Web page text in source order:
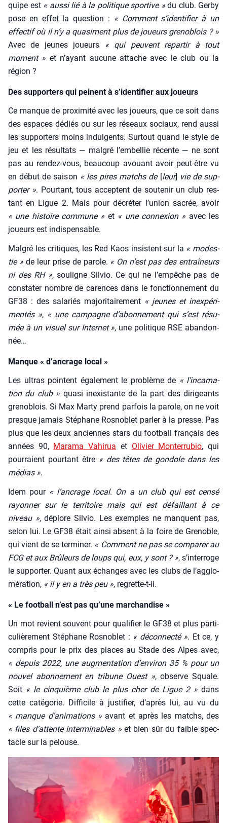
quipe est « aus­si lié à la poli­tique spor­tive »du club. Ger­by
pose en effet la ques­tion : « Com­ment s’i­den­ti­fier à un
effec­tif où il n’y a qua­si­ment plus de joueurs gre­no­blois ? »
Avec de jeunes joueurs
« qui peuvent repar­tir à tout
moment » et n’ayant aucune attache avec le club ou la
région ?
Des supporters qui peinent à s’identifier aux joueurs
Ce manque de proxi­mi­té avec les joueurs, que ce soit dans
des espaces dédiés ou sur les réseaux sociaux, rend aus­si
les sup­por­ters moins indul­gents. Sur­tout quand le style de
jeu et les résul­tats — mal­gré l’embellie récente — ne sont
pas au ren­dez-vous, beau­coup avouant avoir peut-être vu
en début de sai­son « les pires matchs de [leur] vie de sup­
por­ter ». Pour­tant, tous acceptent de sou­te­nir un club res­
tant en Ligue 2. Mais pour décré­ter l’u­nion sacrée, avoir
« une his­toire com­mune » et « une connexion » avec les
joueurs est indis­pen­sable.
Mal­gré les cri­tiques, les Red Kaos insistent sur la « modes­
tie »de leur prise de parole. « On n’est pas des entraî­neurs
ni des RH », sou­ligne Sil­vio. Ce qui ne l’empêche pas de
consta­ter nombre de carences dans le fonc­tion­ne­ment du
GF38 : des sala­riés majo­ri­tai­re­ment « jeunes et inex­pé­ri­
men­tés », « une cam­pagne d’a­bon­ne­ment qui s’est résu­
mée à un visuel sur Inter­net », une poli­tique RSE aban­don­
née…
Manque « d’ancrage local »
Les ultras pointent éga­le­ment le pro­blème de « l’in­car­na­
tion du club » qua­si inexis­tante de la part des diri­geants
gre­no­blois. Si Max Mar­ty prend par­fois la parole, on ne voit
presque jamais Sté­phane Ros­no­blet par­ler à la presse. Pas
plus que les deux anciennes stars du foot­ball fran­çais des
années 90, Mara­ma Vahi­rua et Oli­vier Mon­ter­ru­bio, qui
pour­raient pour­tant être « des têtes de gon­dole dans les
médias ».
Idem pour « l’an­crage local. On a un club qui est cen­sé
rayon­ner sur le ter­ri­toire mais qui est défaillant à ce
niveau », déplore Sil­vio. Les exemples ne manquent pas,
selon lui. Le GF38 était ain­si absent à la foire de Gre­noble,
qui vient de se ter­mi­ner. « Com­ment ne pas se com­pa­rer au
FCG et aux Brû­leurs de loups qui, eux, y sont ? », s’in­ter­roge
le sup­por­ter. Quant aux échanges avec les clubs de l’ag­glo­
mé­ra­tion, « il y en a très peu », regrette-t-il.
« Le football n’est pas qu’une marchandise »
Un mot revient sou­vent pour qua­li­fier le GF38 et plus par­ti­
cu­liè­re­ment Sté­phane Ros­no­blet : « décon­nec­té ». Et ce, y
com­pris pour le prix des places au Stade des Alpes avec,
« depuis 2022, une aug­men­ta­tion d’en­vi­ron 35 % pour un
nou­vel abon­ne­ment en tri­bune Ouest », observe Squale.
Soit « le cin­quième club le plus cher de Ligue 2 »dans
cette caté­go­rie. Dif­fi­cile à jus­ti­fier, d’a­près lui, au vu du
« manque d’a­ni­ma­tions » avant et après les matchs, des
« files d’at­tente inter­mi­nables »et bien sûr du faible spec­
tacle sur la pelouse.